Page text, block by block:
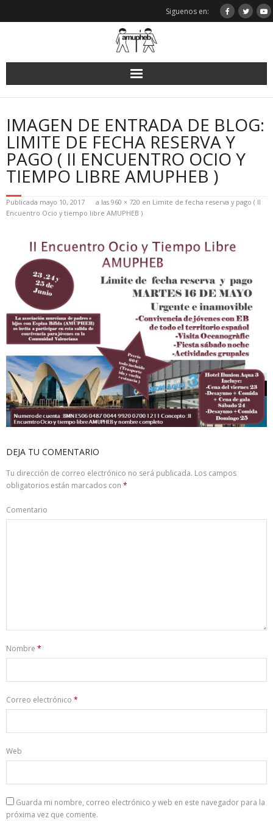
Siguenos en:
IMAGEN DE ENTRADA DE BLOG:
LIMITE DE FECHA RESERVA Y
PAGO ( II ENCUENTRO OCIO Y
TIEMPO LIBRE AMUPHEB )
Publicada mayo 10, 2017 a las 960 × 720 en Limite de fecha reserva y pago ( II
Encuentro Ocio y tiempo libre AMUPHEB )
DEJA TU COMENTARIO
Tu dirección de correo electrónico no será publicada. Los campos
obligatorios están marcados con *
Comentario
Nombre *
Correo electrónico *
Web
Guarda mi nombre, correo electrónico y web en este navegador para la
próxima vez que comente.